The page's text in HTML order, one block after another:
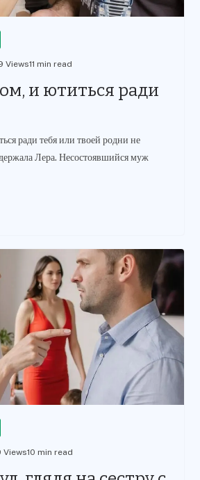
Views11 min read
и ютиться ради
ради тебя или твоей родни не
Лера. Несостоявшийся муж
Views10 min read